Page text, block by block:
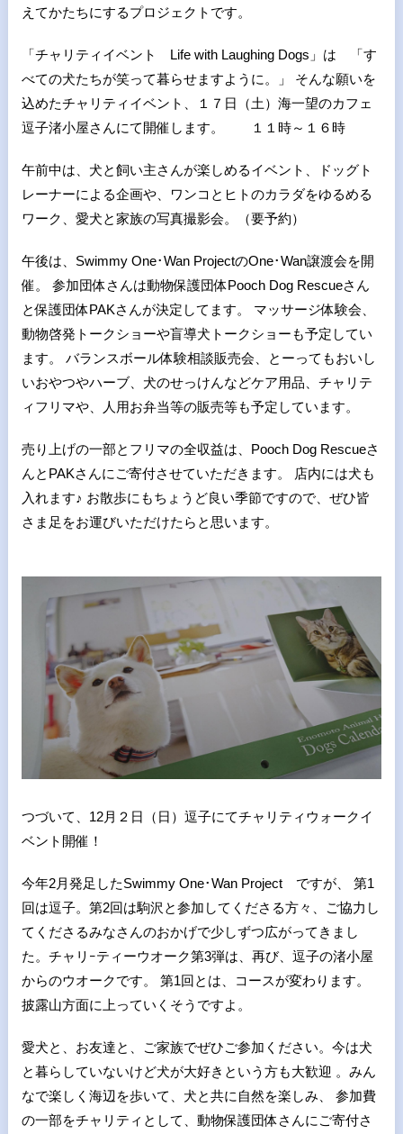
えてかたちにするプロジェクトです。
「チャリティイベント Life with Laughing Dogs」は 「す
べての犬たちが笑って暮らせますように。」 そんな願いを
込めたチャリティイベント、１７日（土）海一望のカフェ
逗子渚小屋さんにて開催します。 １１時～１６時
午前中は、犬と飼い主さんが楽しめるイベント、ドッグト
レーナーによる企画や、ワンコとヒトのカラダをゆるめる
ワーク、愛犬と家族の写真撮影会。（要予約）
午後は、Swimmy One･Wan ProjectのOne･Wan譲渡会を開
催。 参加団体さんは動物保護団体Pooch Dog Rescueさん
と保護団体PAKさんが決定してます。 マッサージ体験会、
動物啓発トークショーや盲導犬トークショーも予定してい
ます。 バランスボール体験相談販売会、とーってもおいし
いおやつやハーブ、犬のせっけんなどケア用品、チャリテ
ィフリマや、人用お弁当等の販売等も予定しています。
売り上げの一部とフリマの全収益は、Pooch Dog Rescueさ
んとPAKさんにご寄付させていただきます。 店内には犬も
入れます♪ お散歩にもちょうど良い季節ですので、ぜひ皆
さま足をお運びいただけたらと思います。
つづいて、12月２日（日）逗子にてチャリティウォークイ
ベント開催！
今年2月発足したSwimmy One･Wan Project ですが、 第1
回は逗子。第2回は駒沢と参加してくださる方々、ご協力し
てくださるみなさんのおかげで少しずつ広がってきまし
た。チャリｰティーウオーク第3弾は、再び、逗子の渚小屋
からのウオークです。 第1回とは、コースが変わります。
披露山方面に上っていくそうですよ。
愛犬と、お友達と、ご家族でぜひご参加ください。今は犬
と暮らしていないけど犬が大好きという方も大歓迎 。みん
なで楽しく海辺を歩いて、犬と共に自然を楽しみ、 参加費
の一部をチャリティとして、動物保護団体さんにご寄付さ